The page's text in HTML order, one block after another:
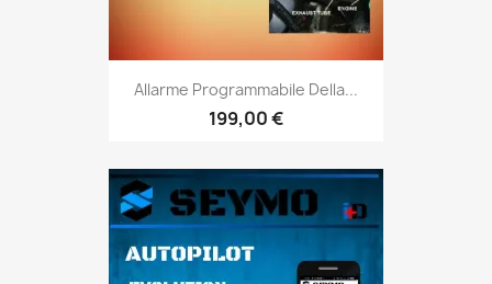
Allarme Programmabile Della...
199,00 €